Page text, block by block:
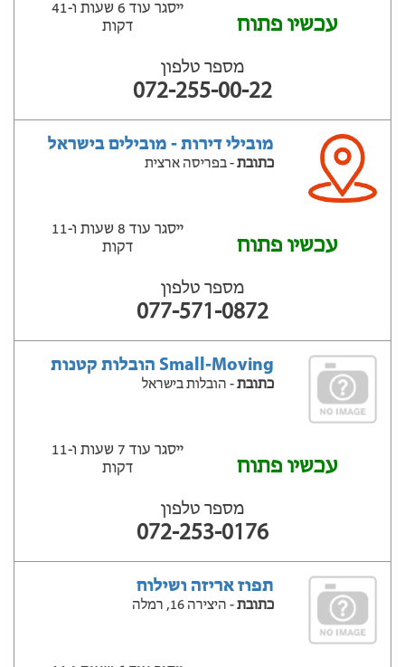
עכשיו פתוח
ייסגר עוד 6 שעות ‫ו-41
דקות
מספר טלפון
072-255-00-22
מובילי דירות - מובילים בישראל
כתובת- בפריסה ארצית
עכשיו פתוח
ייסגר עוד 8 שעות ‫ו-11
דקות
מספר טלפון
077-571-0872
Small-Moving הובלות קטנות
כתובת- הובלות בישראל
עכשיו פתוח
ייסגר עוד 7 שעות ‫ו-11
דקות
מספר טלפון
072-253-0176
תפוז אריזה ושילוח
כתובת- היצירה 16, רמלה